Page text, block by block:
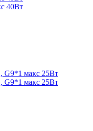
40Вт
G9*1 макс 25Вт
G9*1 макс 25Вт